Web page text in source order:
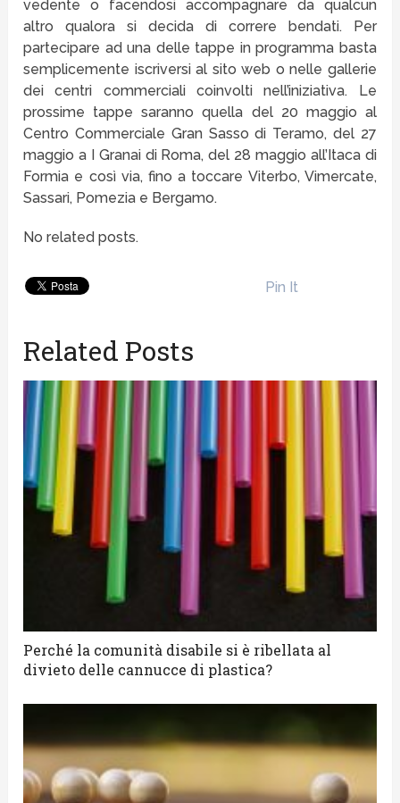
vedente o facendosi accompagnare da qualcun
altro qualora si decida di correre bendati. Per
partecipare ad una delle tappe in programma basta
semplicemente iscriversi al sito web o nelle gallerie
dei centri commerciali coinvolti nell’iniziativa. Le
prossime tappe saranno quella del 20 maggio al
Centro Commerciale Gran Sasso di Teramo, del 27
maggio a I Granai di Roma, del 28 maggio all’Itaca di
Formia e così via, fino a toccare Viterbo, Vimercate,
Sassari, Pomezia e Bergamo.
No related posts.
Pin It
Related Posts
Perché la comunità disabile si è ribellata al
divieto delle cannucce di plastica?